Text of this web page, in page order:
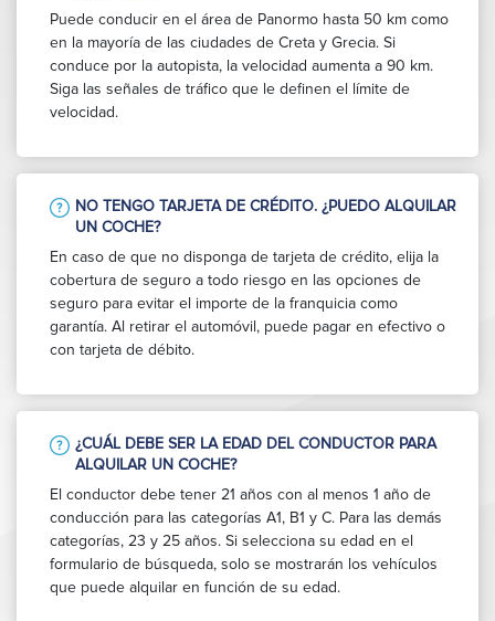
Puede conducir en el área de Panormo hasta 50 km como
en la mayoría de las ciudades de Creta y Grecia. Si
conduce por la autopista, la velocidad aumenta a 90 km.
Siga las señales de tráfico que le definen el límite de
velocidad.
NO TENGO TARJETA DE CRÉDITO. ¿PUEDO ALQUILAR
UN COCHE?
En caso de que no disponga de tarjeta de crédito, elija la
cobertura de seguro a todo riesgo en las opciones de
seguro para evitar el importe de la franquicia como
garantía. Al retirar el automóvil, puede pagar en efectivo o
con tarjeta de débito.
¿CUÁL DEBE SER LA EDAD DEL CONDUCTOR PARA
ALQUILAR UN COCHE?
El conductor debe tener 21 años con al menos 1 año de
conducción para las categorías A1, B1 y C. Para las demás
categorías, 23 y 25 años. Si selecciona su edad en el
formulario de búsqueda, solo se mostrarán los vehículos
que puede alquilar en función de su edad.